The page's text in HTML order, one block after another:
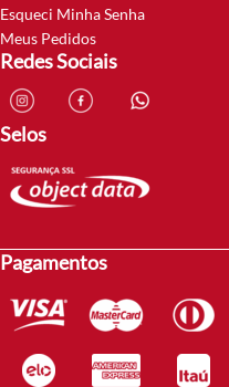
Esqueci Minha Senha
Meus Pedidos
Redes Sociais
Selos
Pagamentos